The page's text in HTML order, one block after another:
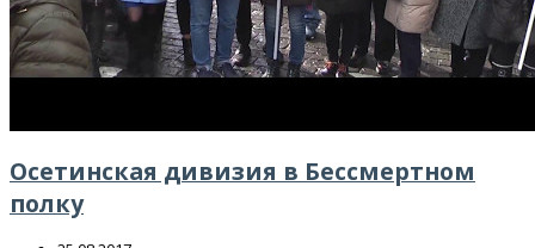
Осетинская дивизия в Бессмертном
полку